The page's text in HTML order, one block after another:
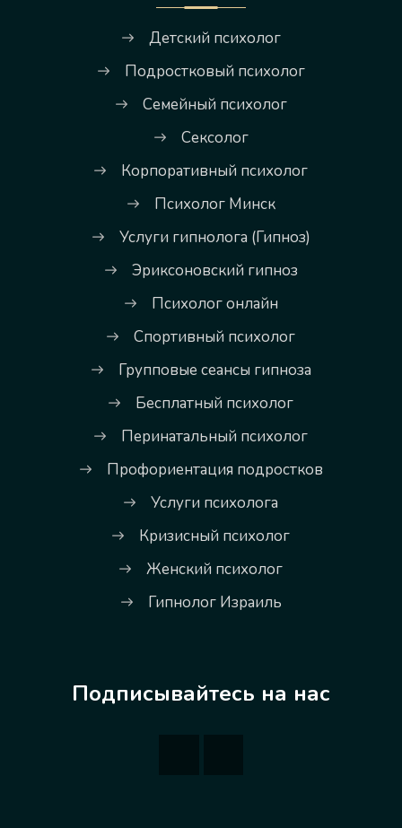
Детский психолог
Подростковый психолог
Семейный психолог
Сексолог
Корпоративный психолог
Психолог Минск
Услуги гипнолога (Гипноз)
Эриксоновский гипноз
Психолог онлайн
Спортивный психолог
Групповые сеансы гипноза
Бесплатный психолог
Перинатальный психолог
Профориентация подростков
Услуги психолога
Кризисный психолог
Женский психолог
Гипнолог Израиль
Подписывайтесь на нас